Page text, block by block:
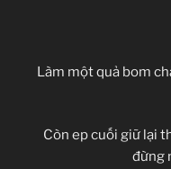
Làm một quả bom
Còn ep cuối giữ lại
đừng